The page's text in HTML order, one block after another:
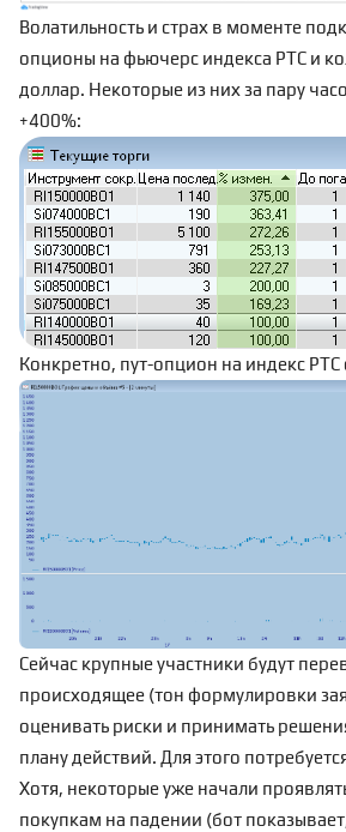
Волатильность и страх в моменте
опционы на фьючерс индекса РТС и
доллар. Некоторые из них за пару
+400%:
Конкретно, пут-опцион на индекс РТС
Сейчас крупные участники будут
происходящее (тон формулировки
оценивать риски и принимать
плану действий. Для этого
Хотя, некоторые уже начали
покупкам на падении (бот